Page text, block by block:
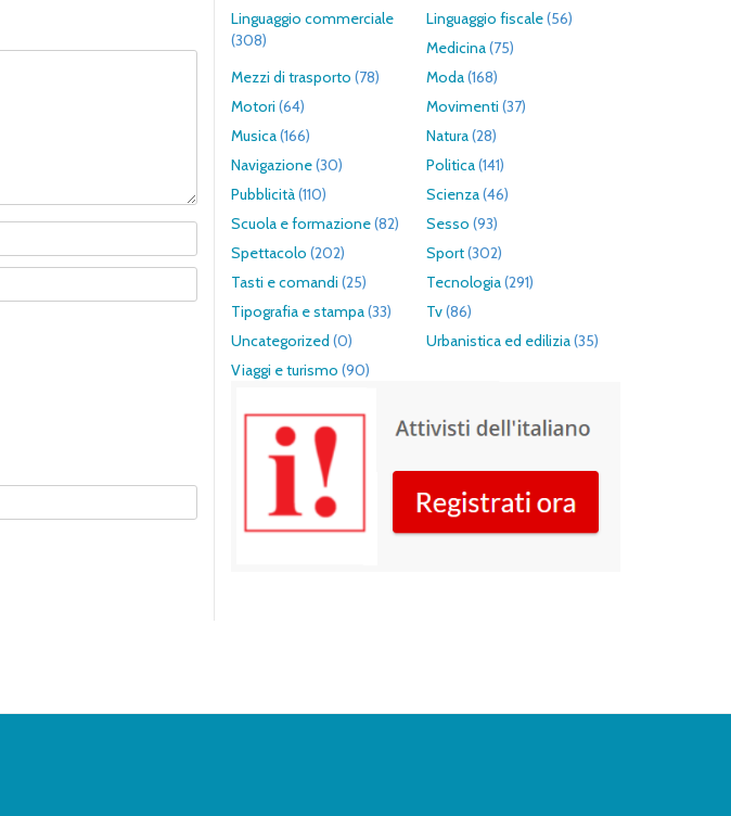
Linguaggio commerciale
(308)
Linguaggio fiscale(56)
Medicina(75)
Mezzi di trasporto (78) Moda(168)
Motori (64) Movimenti (37)
Musica(166) Natura(28)
Navigazione(30) Politica(141)
Pubblicità(110) Scienza(46)
Scuola e formazione(82) Sesso (93)
Spettacolo (202) Sport(302)
Tasti e comandi (25) Tecnologia(291)
Tipografia e stampa(33) Tv(86)
Uncategorized (0) Urbanistica ed edilizia(35)
Viaggi e turismo (90)